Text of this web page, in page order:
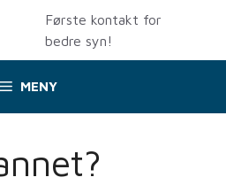
Første kontakt for
bedre syn!
MENY